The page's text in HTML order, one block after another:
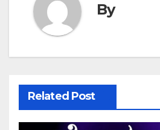
By
Related Post